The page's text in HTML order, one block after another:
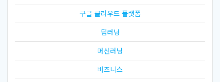
구글 클라우드 플랫폼
딥러닝
머신러닝
비즈니스